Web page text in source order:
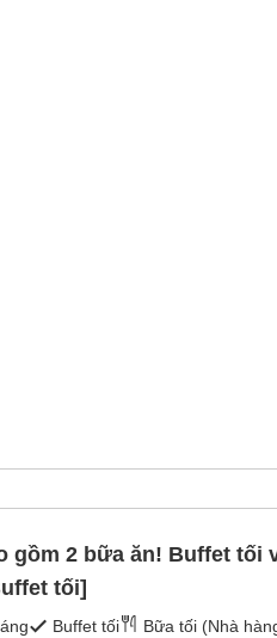
gồm 2 bữa ăn! Buffet tối
tối]
Buffet tối
Bữa tối (Nhà